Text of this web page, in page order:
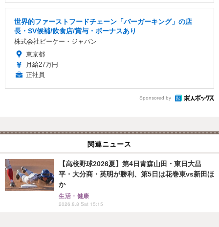
世界的ファーストフードチェーン「バーガーキング」の店
長・SV候補/飲食店/賞与・ボーナスあり
株式会社ビーケー・ジャパン
東京都
月給27万円
正社員
Sponsored by
関連ニュース
【高校野球2026夏】第4日青森山田・東日大昌
平・大分商・英明が勝利、第5日は花巻東vs新田ほ
か
生活・健康
2026.8.8 Sat 15:15